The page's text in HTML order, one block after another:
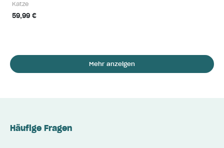
Katze
59,99 €
Mehr anzeigen
Häufige Fragen